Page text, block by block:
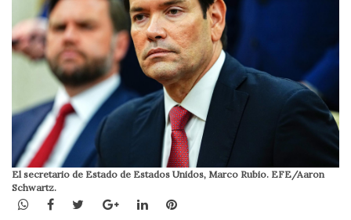
El secretario de Estado de Estados Unidos, Marco Rubio. EFE/Aaron
Schwartz.
WhatsApp
Facebook
TwitterGoogle+LinkedInPinterest